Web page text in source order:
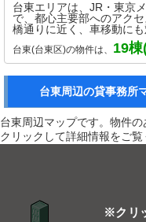
台東エリアは、JR・東京
で、都心主要部へのアク
橋通りに近く、車移動に
情緒の残る住宅や商店街
模オフィスビルも点在し
存する環境で、スタート
います。また、近隣に浅
来客対応や地方企業の東
台東(台東区)の物件は、 19棟
台東周辺の貸事務所
台東周辺マップです。物件
クリックして詳細情報をご覧
※クリ